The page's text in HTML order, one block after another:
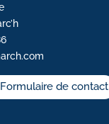
Formulaire de contact